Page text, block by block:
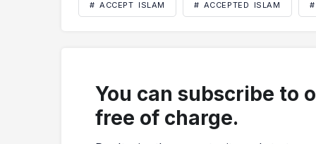
# ACCEPT ISLAM # ACCEPTED ISLAM
You can subscribe to
free of charge.